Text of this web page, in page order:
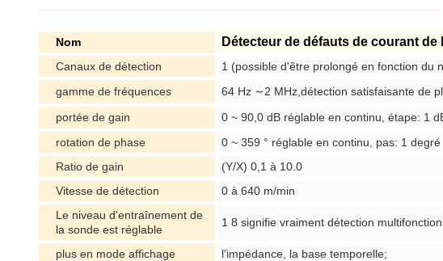
Nom Détecteur de défauts de courant
Canaux de détection
1 (possible d'être prolongé en fonction du
gamme de fréquences
64 Hz ∼2 MHz,détection satisfaisante de
portée de gain
0 ~ 90,0 dB réglable en continu, étape: 1
rotation de phase
0 ~ 359 ° réglable en continu, pas: 1 degré
Ratio de gain
(Y/X) 0,1 à 10.0
Vitesse de détection
0 à 640 m/min
Le niveau d'entraînement de
la sonde est réglable
1 8 signifie vraiment détection
plus en mode affichage
l'impédance, la base temporelle;